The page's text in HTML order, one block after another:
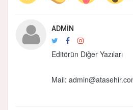
ADMIN
Editörün Diğer Yazıları
Mail: